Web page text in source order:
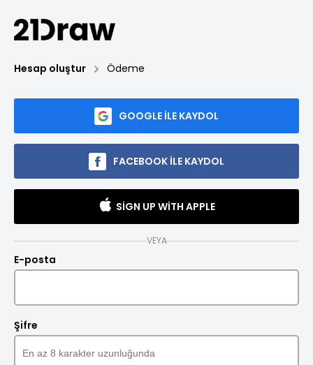
Hesap oluştur Ödeme
GOOGLE ILE KAYDOL
FACEBOOK ILE KAYDOL
SIGN UP WITH APPLE
VEYA
E-posta
Şifre